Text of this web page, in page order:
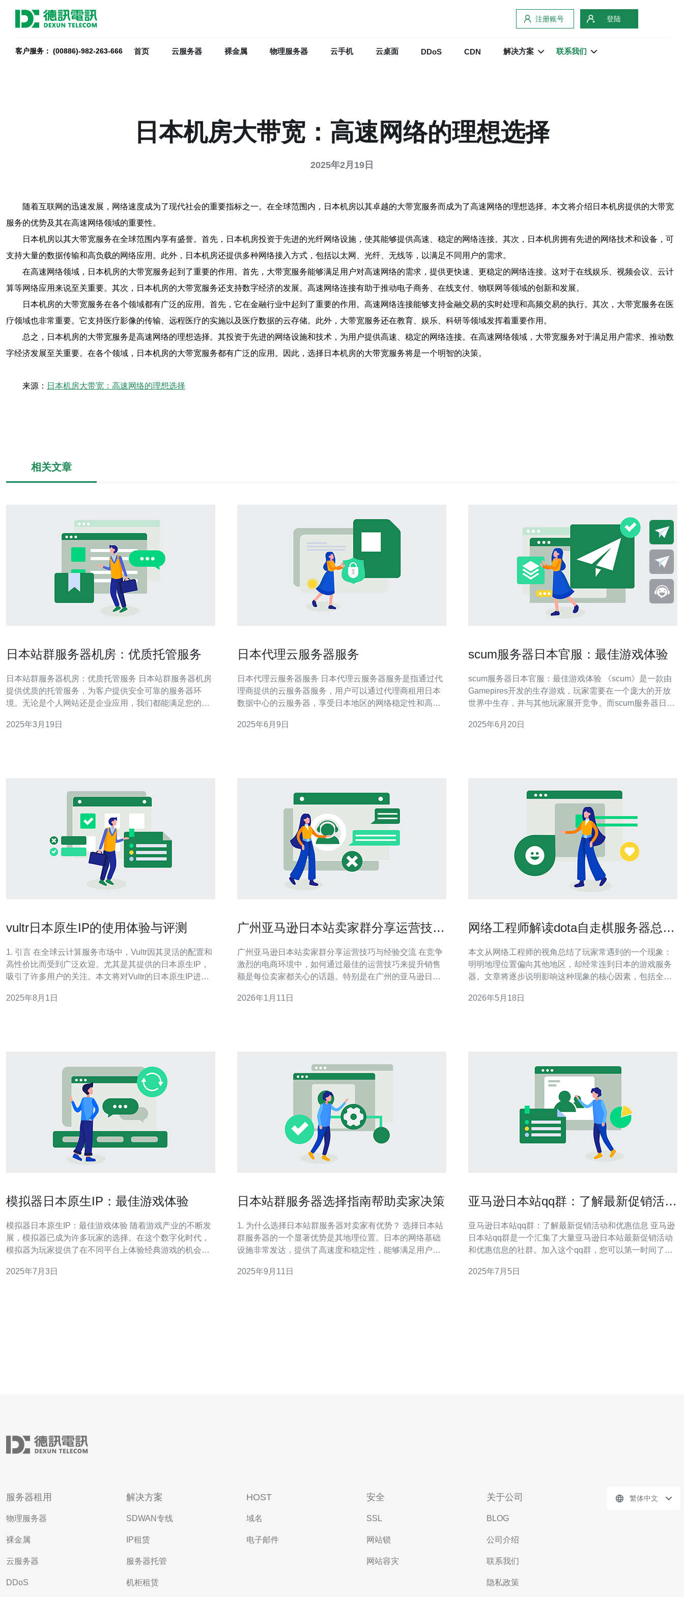
注册账号 登陆
客户服务： (00886)-982-263-666 首页 云服务器 裸金属 物理服务器 云手机 云桌面 DDoS CDN 解决方案 联系我们
日本机房大带宽：高速网络的理想选择
2025年2月19日
随着互联网的迅速发展，网络速度成为了现代社会的重要指标之一。在全球范围内，日本机房以其卓越的大带宽服务而成为了高速网络的理想选择。本文将介绍日本机房提供的大带宽
服务的优势及其在高速网络领域的重要性。
日本机房以其大带宽服务在全球范围内享有盛誉。首先，日本机房投资于先进的光纤网络设施，使其能够提供高速、稳定的网络连接。其次，日本机房拥有先进的网络技术和设备，可
支持大量的数据传输和高负载的网络应用。此外，日本机房还提供多种网络接入方式，包括以太网、光纤、无线等，以满足不同用户的需求。
在高速网络领域，日本机房的大带宽服务起到了重要的作用。首先，大带宽服务能够满足用户对高速网络的需求，提供更快速、更稳定的网络连接。这对于在线娱乐、视频会议、云计
算等网络应用来说至关重要。其次，日本机房的大带宽服务还支持数字经济的发展。高速网络连接有助于推动电子商务、在线支付、物联网等领域的创新和发展。
日本机房的大带宽服务在各个领域都有广泛的应用。首先，它在金融行业中起到了重要的作用。高速网络连接能够支持金融交易的实时处理和高频交易的执行。其次，大带宽服务在医
疗领域也非常重要。它支持医疗影像的传输、远程医疗的实施以及医疗数据的云存储。此外，大带宽服务还在教育、娱乐、科研等领域发挥着重要作用。
总之，日本机房的大带宽服务是高速网络的理想选择。其投资于先进的网络设施和技术，为用户提供高速、稳定的网络连接。在高速网络领域，大带宽服务对于满足用户需求、推动数
字经济发展至关重要。在各个领域，日本机房的大带宽服务都有广泛的应用。因此，选择日本机房的大带宽服务将是一个明智的决策。
来源： 日本机房大带宽：高速网络的理想选择
相关文章
日本站群服务器机房：优质托管服务
日本站群服务器机房：优质托管服务 日本站群服务器机房
提供优质的托管服务，为客户提供安全可靠的服务器环
境。无论是个人网站还是企业应用，我们都能满足您的需
提供最佳体验。 我们的机房位于日本的主要城市，并配备
2025年3月19日
日本代理云服务器服务
日本代理云服务器服务 日本代理云服务器服务是指通过代
理商提供的云服务器服务，用户可以通过代理商租用日本
数据中心的云服务器，享受日本地区的网络稳定性和高速
商提供，保证服务器的稳定性和可靠性。 2. 高速连接：日
2025年6月9日
scum服务器日本官服：最佳游戏体验
scum服务器日本官服：最佳游戏体验 《scum》是一款由
Gamepires开发的生存游戏，玩家需要在一个庞大的开放
世界中生存，并与其他玩家展开竞争。而scum服务器日本
验。 scum服务器日本官服拥有许多优势，使其成为玩家们
2025年6月20日
vultr日本原生IP的使用体验与评测
1. 引言 在全球云计算服务市场中，Vultr因其灵活的配置和
高性价比而受到广泛欢迎。尤其是其提供的日本原生IP，
吸引了许多用户的关注。本文将对Vultr的日本原生IP进行
2. Vultr概述 Vultr是一家成立于2014年的云服务提供商，提
2025年8月1日
广州亚马逊日本站卖家群分享运营技巧
广州亚马逊日本站卖家群分享运营技巧与经验交流 在竞争
激烈的电商环境中，如何通过最佳的运营技巧来提升销售
额是每位卖家都关心的话题。特别是在广州的亚马逊日本
文将围绕最佳、最便宜的服务器选择，以及运营技巧和经
2026年1月11日
网络工程师解读dota自走棋服务器总是
本文从网络工程师的视角总结了玩家常遇到的一个现象：
明明地理位置偏向其他地区，却经常连到日本的游戏服务
器。文章将逐步说明影响这种现象的核心因素，包括全球
网络设置，并给出一系列可操作的排查与优化建议。 为什
2026年5月18日
模拟器日本原生IP：最佳游戏体验
模拟器日本原生IP：最佳游戏体验 随着游戏产业的不断发
展，模拟器已成为许多玩家的选择。在这个数字化时代，
模拟器为玩家提供了在不同平台上体验经典游戏的机会。
验。 模拟器的出现为玩家带来了诸多便利。通过模拟器，
2025年7月3日
日本站群服务器选择指南帮助卖家决策
1. 为什么选择日本站群服务器对卖家有优势？ 选择日本站
群服务器的一个显著优势是其地理位置。日本的网络基础
设施非常发达，提供了高速度和稳定性，能够满足用户对
习惯使用本地网站，因此，使用日本服务器可以提高网站
2025年9月11日
亚马逊日本站qq群：了解最新促销活动
亚马逊日本站qq群：了解最新促销活动和优惠信息 亚马逊
日本站qq群是一个汇集了大量亚马逊日本站最新促销活动
和优惠信息的社群。加入这个qq群，您可以第一时间了解
动。不仅可以获取优惠购物的机会，还可以结识志同道合
2025年7月5日
服务器租用
物理服务器
裸金属
云服务器
DDoS
解决方案
SDWAN专线
IP租赁
服务器托管
机柜租赁
HOST
域名
电子邮件
安全
SSL
网站锁
网站容灾
关于公司
BLOG
公司介绍
联系我们
隐私政策
繁体中文